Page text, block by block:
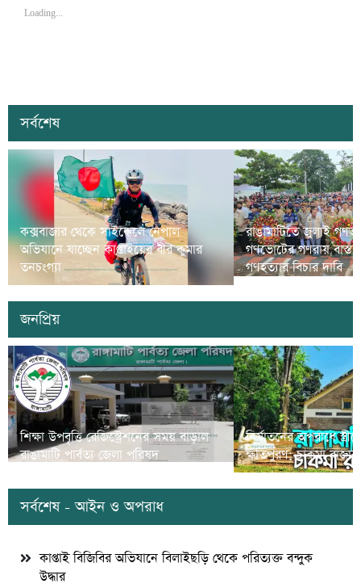
Loading...
সর্বশেষ
কক্সবাজার থেকে সাইকেলে নেপাল
অভিযানে যাচ্ছেন কাপ্তাইয়ের বীর কুমার
তনচংগ্যা
রাঙামাটিতে জুলাই
গণভোটের গণরায়
গণহত্যার বিচার দাবি
জনপ্রিয়
শিক্ষা উপবৃত্তি রেজিস্ট্রেশনের সময় বাড়াল
রাঙামাটি পার্বত্য জেলা পরিষদ
নির্যাতনের অপরাধে
ক্ষতিপুরণ; চাকমা
সর্বশেষ - আইন ও অপরাধ
কাপ্তাই বিজিবির অভিযানে বিলাইছড়ি থেকে পরিত্যক্ত বন্দুক
উদ্ধার